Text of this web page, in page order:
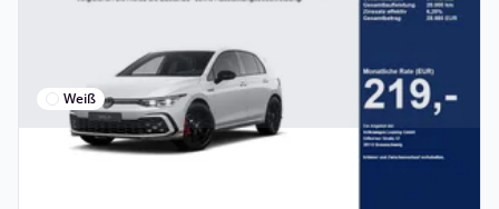
Weiß
Privat & Gewerbe